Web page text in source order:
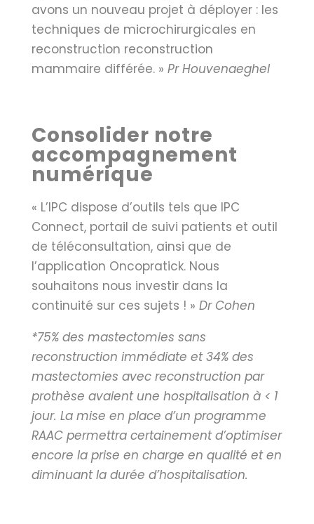
avons un nouveau projet à déployer : les
techniques de microchirurgicales en
reconstruction reconstruction
mammaire différée. » Pr Houvenaeghel
Consolider notre
accompagnement
numérique
« L’IPC dispose d’outils tels que IPC
Connect, portail de suivi patients et outil
de téléconsultation, ainsi que de
l’application Oncopratick. Nous
souhaitons nous investir dans la
continuité sur ces sujets ! » Dr Cohen
*75% des mastectomies sans
reconstruction immédiate et 34% des
mastectomies avec reconstruction par
prothèse avaient une hospitalisation à < 1
jour. La mise en place d’un programme
RAAC permettra certainement d’optimiser
encore la prise en charge en qualité et en
diminuant la durée d’hospitalisation.